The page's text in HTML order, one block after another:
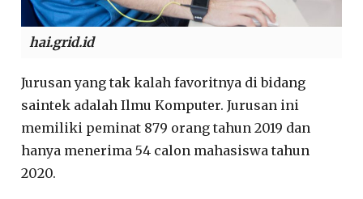
hai.grid.id
Jurusan yang tak kalah favoritnya di bidang
saintek adalah Ilmu Komputer. Jurusan ini
memiliki peminat 879 orang tahun 2019 dan
hanya menerima 54 calon mahasiswa tahun
2020.